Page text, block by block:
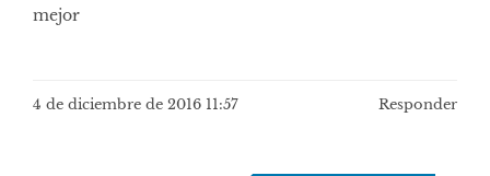
mejor
4 de diciembre de 2016 11:57 Responder